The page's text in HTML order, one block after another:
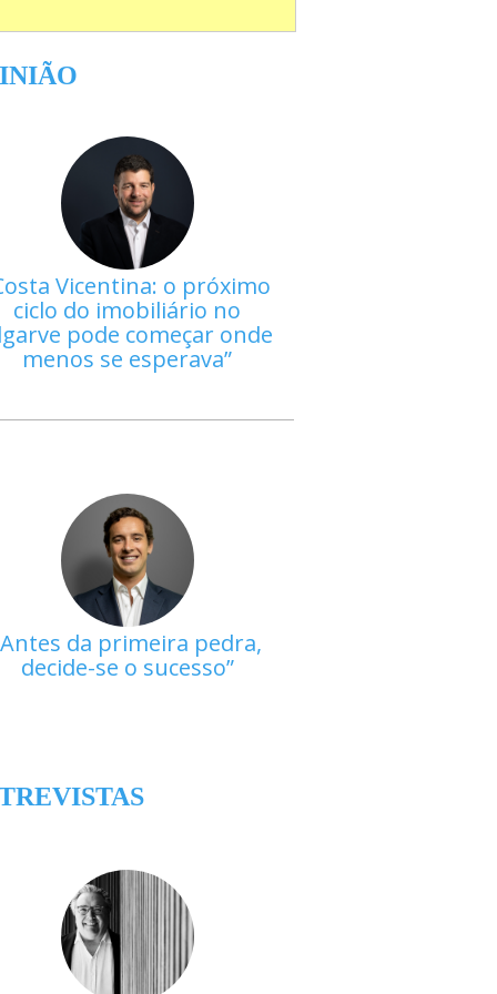
Vicentina: o próximo
ciclo do imobiliário no
pode começar onde
menos se esperava
Antes da primeira pedra,
decide-se o sucesso